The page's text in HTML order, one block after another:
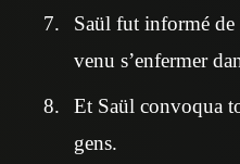
Saül fut informé de
venu s’enfermer
Et Saül convoqua
gens.